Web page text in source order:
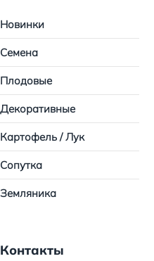
Новинки
Семена
Плодовые
Декоративные
Картофель / Лук
Сопутка
Земляника
Контакты